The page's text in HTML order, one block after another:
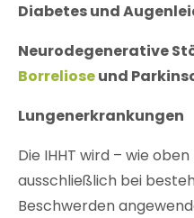
Diabetes und
Neurodegenerative
Borrelioseund
Lungenerkrankungen
Die IHHT wird – wie
ausschließlich bei
Beschwerden